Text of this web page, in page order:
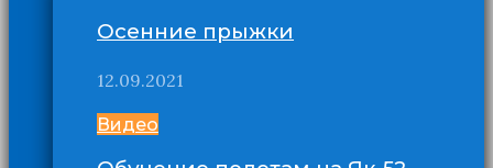
Осенние прыжки
12.09.2021
Видео